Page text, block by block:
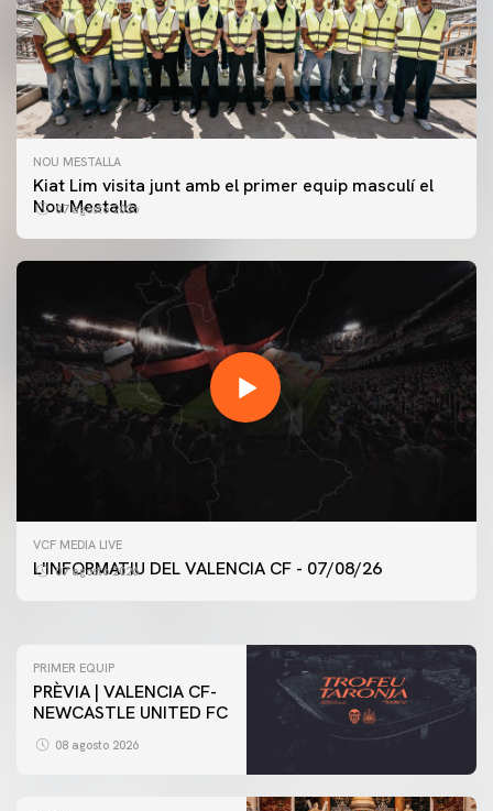
NOU MESTALLA
Kiat Lim visita junt amb el primer equip masculí el
Nou Mestalla
07 agosto 2026
VCF MEDIA LIVE
L'INFORMATIU DEL VALENCIA CF - 07/08/26
07 agosto 2026
PRIMER EQUIP
ENTRENAMENT DEL VALENCIA CF 7/8/2026
PRIMER EQUIP
PRÈVIA | VALENCIA CF-
NEWCASTLE UNITED FC
08 agosto 2026